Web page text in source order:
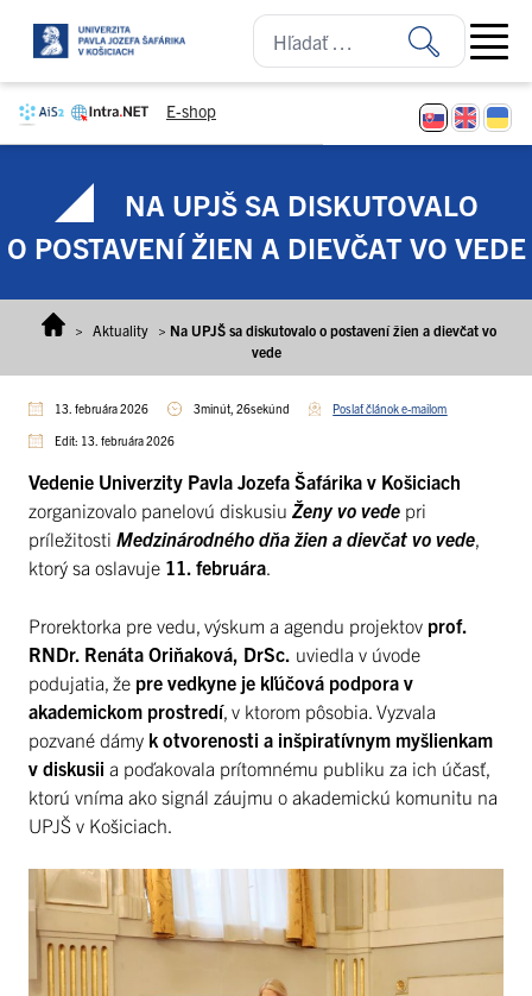
E-shop
Open
NA UPJŠ SA DISKUTOVALO
O POSTAVENÍ ŽIEN A DIEVČAT VO VEDE
> Aktuality > Na UPJŠ sa diskutovalo o postavení žien a dievčat vo
vede
13. februára 2026 3minút, 26sekúnd Poslať článok e-mailom
Edit: 13. februára 2026
Vedenie Univerzity Pavla Jozefa Šafárika v Košiciach
zorganizovalo panelovú diskusiu Ženy vo vede pri
príležitosti Medzinárodného dňa žien a dievčat vo vede
ktorý sa oslavuje 11. februára
Prorektorka pre vedu, výskum a agendu projektov prof.
RNDr. Renáta Oriňaková, DrSc. uviedla v úvode
podujatia, že pre vedkyne je kľúčová podpora v
akademickom prostredí, v ktorom pôsobia. Vyzvala
pozvané dámy k otvorenosti a inšpiratívnym myšlienkam
v diskusii a poďakovala prítomnému publiku za ich účasť,
ktorú vníma ako signál záujmu o akademickú komunitu na
UPJŠ v Košiciach.